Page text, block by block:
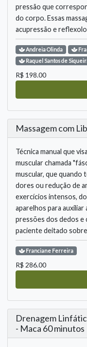
pressão que
do corpo. Essas
acupressão e
AndreiaOlinda
Raquel Santos de
R$ 198.00
Massagem com
Técnica manual que
muscular chamada
muscular, que quando
dores ou redução de
exercícios intensos,
aparelhos para auxiliar
pressões dos dedos e
paciente deitado sobre
Franciane Ferreira
R$ 286.00
Drenagem
- Maca 60 minutos